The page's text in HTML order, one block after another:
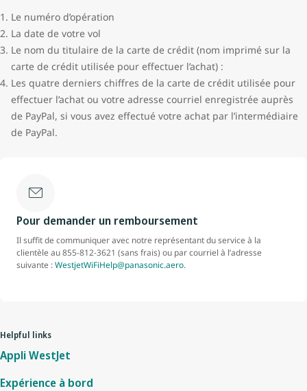
Le numéro d’opération
La date de votre vol
Le nom du titulaire de la carte de crédit (nom imprimé sur la
carte de crédit utilisée pour effectuer l’achat) :
Les quatre derniers chiffres de la carte de crédit utilisée pour
effectuer l’achat ou votre adresse courriel enregistrée auprès
de PayPal, si vous avez effectué votre achat par l’intermédiaire
de PayPal.
Pour demander un remboursement
Il suffit de communiquer avec notre représentant du service à la
clientèle au 855-812-3621 (sans frais) ou par courriel à l’adresse
suivante :WestjetWiFiHelp@panasonic.aero.
Helpful links
Appli WestJet
Expérience à bord